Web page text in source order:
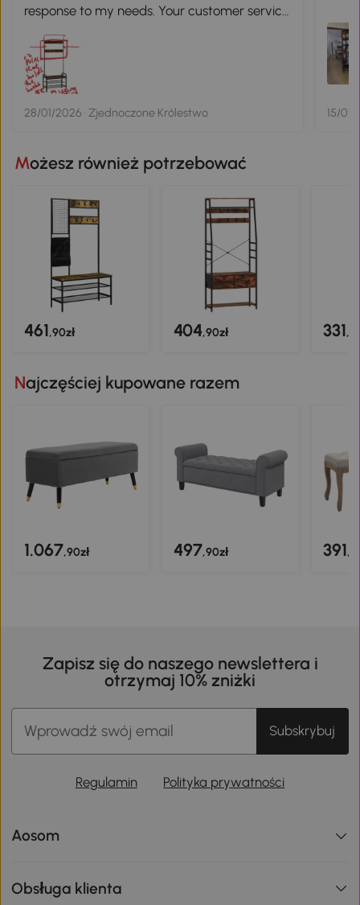
response to my needs. Your customer service
response was topnotch when a parts were
missing from a product i bought from you lot.
The replacement and delivery process was
swift. Great service. You earn my
recommendation to my family and friends.
28/01/2026 · Zjednoczone Królestwo 15/01/
Możesz również potrzebować
461,90zł 404,90zł 331
Najczęściej kupowane razem
1.067,90zł 497,90zł 391
Zapisz się do naszego newslettera i
otrzymaj 10% zniżki
Subskrybuj
Regulamin Polityka prywatności
Aosom
Obsługa klienta